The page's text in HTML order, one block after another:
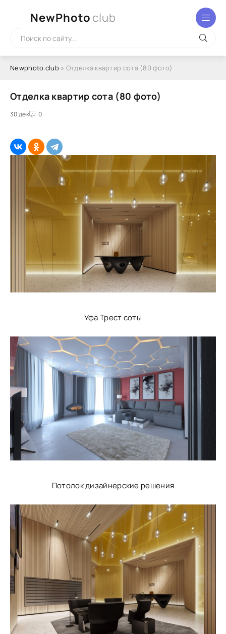
NewPhoto club
Newphoto.club» Отделка квартир сота (80 фото)
Отделка квартир сота (80 фото)
30 дек 0
Уфа Трест соты
Потолок дизайнерские решения